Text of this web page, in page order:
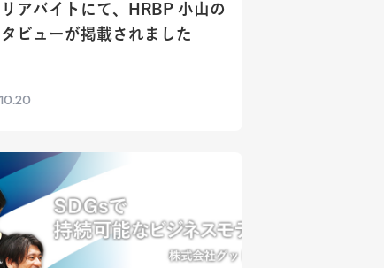
アバイトにて、HRBP 小山の
ビューが掲載されました